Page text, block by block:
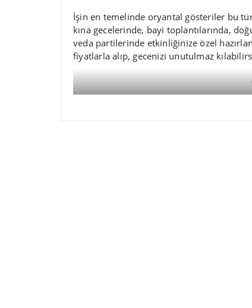
İşin en temelinde oryantal gösteriler bu
kına gecelerinde, bayi toplantılarında,
veda partilerinde etkinliğinize özel
fiyatlarla alıp, gecenizi unutulmaz